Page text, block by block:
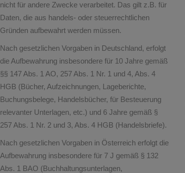
nicht für andere Zwecke verarbeitet. Das gilt z.B. für
Daten, die aus handels- oder steuerrechtlichen
Gründen aufbewahrt werden müssen.
Nach gesetzlichen Vorgaben in Deutschland, erfolgt
die Aufbewahrung insbesondere für 10 Jahre gemäß
§§ 147 Abs. 1 AO, 257 Abs. 1 Nr. 1 und 4, Abs. 4
HGB (Bücher, Aufzeichnungen, Lageberichte,
Buchungsbelege, Handelsbücher, für Besteuerung
relevanter Unterlagen, etc.) und 6 Jahre gemäß §
257 Abs. 1 Nr. 2 und 3, Abs. 4 HGB (Handelsbriefe).
Nach gesetzlichen Vorgaben in Österreich erfolgt die
Aufbewahrung insbesondere für 7 J gemäß § 132
Abs. 1 BAO (Buchhaltungsunterlagen,